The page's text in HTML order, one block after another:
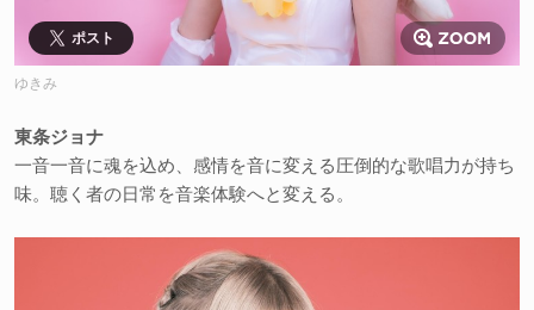
ポスト
ゆきみ
東条ジョナ
一音一音に魂を込め、感情を音に変える圧倒的な歌唱力が持ち
味。聴く者の日常を音楽体験へと変える。